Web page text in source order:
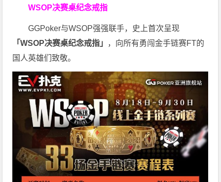
WSOP决赛桌纪念戒指
GGPoker与WSOP强强联手，史上首次呈现
「WSOP决赛桌纪念戒指」 ，向所有勇闯金手链赛FT的
国人英雄们致敬。